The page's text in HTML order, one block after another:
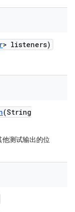
> listeners)
(String
测试输出的位